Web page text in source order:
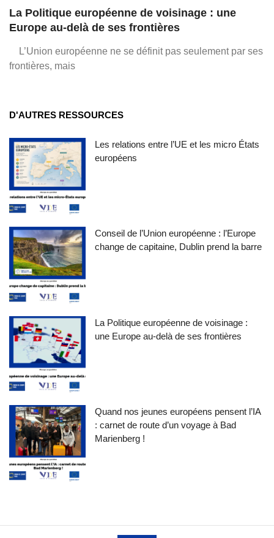
La Politique européenne de voisinage : une
Europe au-delà de ses frontières
L’Union européenne ne se définit pas seulement par ses
frontières, mais
D'AUTRES RESSOURCES
Les relations entre l’UE et les micro États
européens
Conseil de l’Union européenne : l’Europe
change de capitaine, Dublin prend la barre
La Politique européenne de voisinage :
une Europe au-delà de ses frontières
Quand nos jeunes européens pensent l’IA
: carnet de route d’un voyage à Bad
Marienberg !